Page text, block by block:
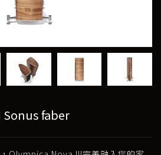
Sonus faber